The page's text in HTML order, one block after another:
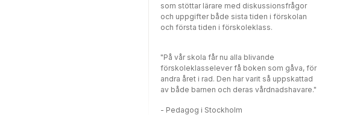
som stöttar lärare med diskussionsfrågor
och uppgifter både sista tiden i förskolan
och första tiden i förskoleklass.
"På vår skola får nu alla blivande
förskoleklasselever få boken som gåva, för
andra året i rad. Den har varit så uppskattad
av både barnen och deras vårdnadshavare."
- Pedagog i Stockholm